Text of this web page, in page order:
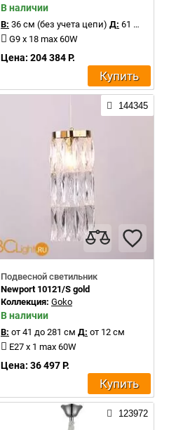
В наличии
В: 36 см (без учета цепи) Д: 61 см
G9 x 18 max 60W
Цена: 204 384 Р.
Купить
144345
Подвесной светильник
Newport 10121/S gold
Коллекция: Goko
В наличии
В: от 41 до 281 см Д: от 12 см
E27 x 1 max 60W
Цена: 36 497 Р.
Купить
123972